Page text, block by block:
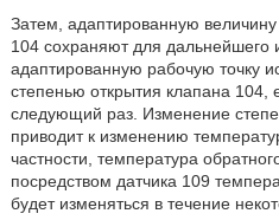
Затем, адаптированную
104 сохраняют для дальнейшего
адаптированную рабочую точку
степенью открытия клапана 104,
следующий раз. Изменение
приводит к изменению
частности, температура
посредством датчика 109
будет изменяться в течение